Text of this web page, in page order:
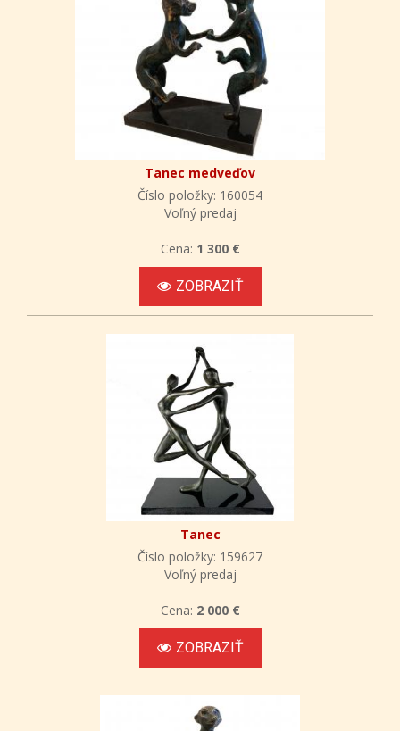
Tanec medveďov
Číslo položky: 160054
Voľný predaj
Cena: 1 300 €
ZOBRAZIŤ
Tanec
Číslo položky: 159627
Voľný predaj
Cena: 2 000 €
ZOBRAZIŤ